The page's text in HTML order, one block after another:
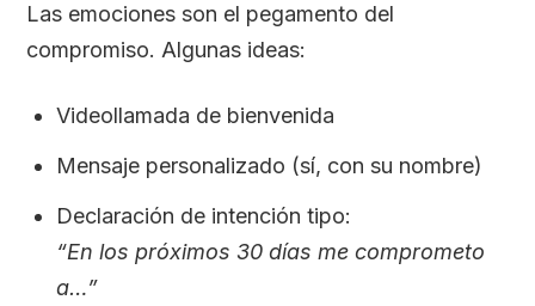
Las emociones son el pegamento del
compromiso. Algunas ideas:
Videollamada de bienvenida
Mensaje personalizado (sí, con su nombre)
Declaración de intención tipo:
“En los próximos 30 días me comprometo
a…”